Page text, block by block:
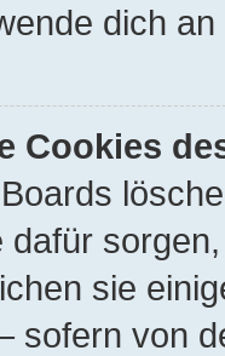
dich
Cookies
dafür
sie
sofern von